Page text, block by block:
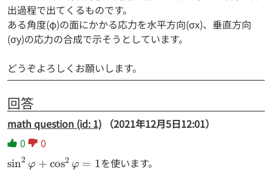
出過程で出てくるものです。
ある角度(φ)の面にかかる応力を水平方向(σx)、垂直方向
(σy)の応力の合成で示そうとしています。
どうぞよろしくお願いします。
回答
math question (id: 1)
（2021年12月5日12:01）
0
0
\sin^2{\varphi}
sin2 φ + cos2 φ = 1を使います。